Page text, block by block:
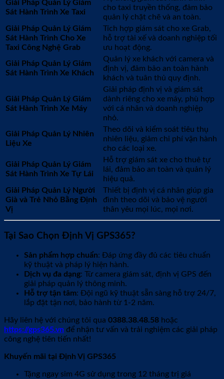
Giải Pháp Quản Lý Giám
Sát Hành Trình Xe Taxi
cho taxi truyền thống, đảm bảo
quản lý chặt chẽ và an toàn.
Giải Pháp Quản Lý Giám
Sát Hành Trình Cho Xe
Taxi Công Nghệ Grab
Tích hợp giám sát cho xe Grab,
hỗ trợ tài xế và doanh nghiệp tối
ưu hoạt động.
Giải Pháp Quản Lý Giám
Sát Hành Trình Xe Khách
Quản lý xe khách với camera và
định vị, đảm bảo an toàn hành
khách và tuân thủ quy định.
Giải Pháp Quản Lý Giám
Sát Hành Trình Xe Máy
Giải pháp định vị và giám sát
dành riêng cho xe máy, phù hợp
với cá nhân và doanh nghiệp
nhỏ.
Giải Pháp Quản Lý Nhiên
Liệu Xe
Theo dõi và kiểm soát tiêu thụ
nhiên liệu, giảm chi phí vận hành
cho các loại xe.
Giải Pháp Quản Lý Giám
Sát Hành Trình Xe Tự Lái
Hỗ trợ giám sát xe cho thuê tự
lái, đảm bảo an toàn và quản lý
hiệu quả.
Giải Pháp Quản Lý Người
Già và Trẻ Nhỏ Bằng Định
Vị
Thiết bị định vị cá nhân giúp gia
đình theo dõi và bảo vệ người
thân yêu mọi lúc, mọi nơi.
Tại Sao Chọn Định Vị GPS365?
Sản phẩm hợp chuẩn: Đáp ứng đầy đủ các tiêu chuẩn
kỹ thuật và pháp lý hiện hành.
Dịch vụ đa dạng: Từ camera giám sát, định vị GPS đến
giải pháp quản lý thông minh.
Hỗ trợ tận tâm: Đội ngũ kỹ thuật sẵn sàng hỗ trợ 24/7,
lắp đặt tận nơi, bảo hành từ 1-2 năm.
Hãy liên hệ với chúng tôi qua 0388.38.48.58 hoặc
https://gps365.vn để nhận tư vấn và trải nghiệm các giải pháp
công nghệ tiên tiến nhất!
Khuyến mãi tại Định Vị GPS365
Tặng ngay sim 4G sử dụng trong 12 tháng trị giá